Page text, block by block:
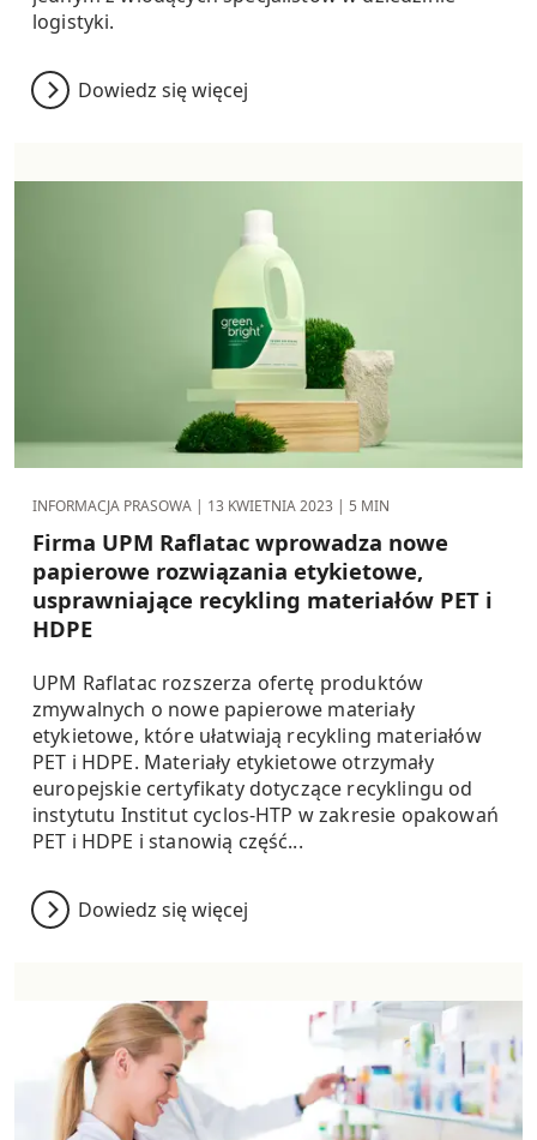
logistyki.
Dowiedz się więcej
INFORMACJA PRASOWA | 13 KWIETNIA 2023 | 5 MIN
Firma UPM Raflatac wprowadza nowe
papierowe rozwiązania etykietowe,
usprawniające recykling materiałów PET i
HDPE
UPM Raflatac rozszerza ofertę produktów
zmywalnych o nowe papierowe materiały
etykietowe, które ułatwiają recykling materiałów
PET i HDPE. Materiały etykietowe otrzymały
europejskie certyfikaty dotyczące recyklingu od
instytutu Institut cyclos-HTP w zakresie opakowań
PET i HDPE i stanowią część...
Dowiedz się więcej